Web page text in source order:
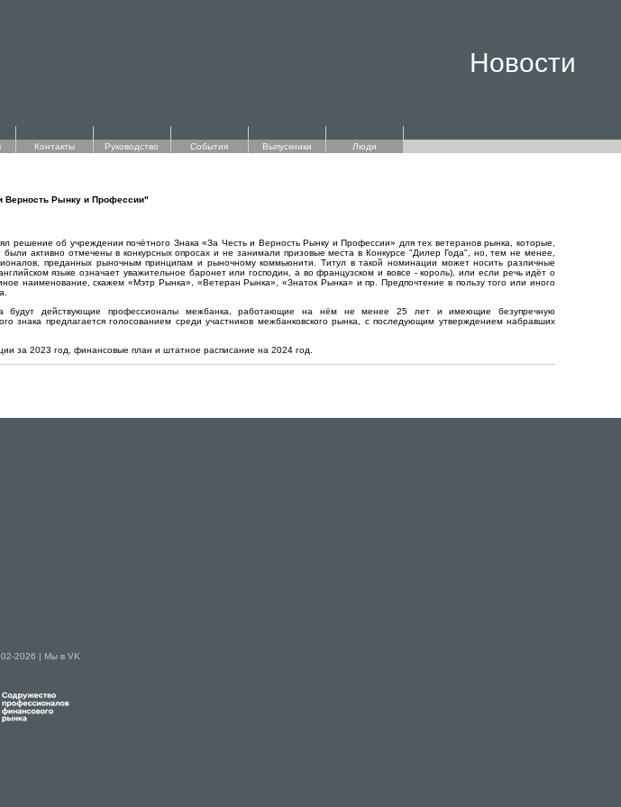
Новости
Контакты Руководство События Выпускники Люди
Верность Рынку и Профессии"
решение об учреждении почётного Знака «За Честь и Верность Рынку и Профессии» для тех ветеранов рынка, которые,
активно отмечены в конкурсных опросах и не занимали призовые места в Конкурсе "Дилер Года", но, тем не менее,
преданных рыночным принципам и рыночному коммьюнити. Титул в такой номинации может носить различные
языке означает уважительное баронет или господин, а во французском и вовсе - король), или если речь идёт о
наименование, скажем «Мэтр Рынка», «Ветеран Рынка», «Знаток Рынка» и пр. Предпочтение в пользу того или иного
будут действующие профессионалы межбанка, работающие на нём не менее 25 лет и имеющие безупречную
знака предлагается голосованием среди участников межбанковского рынка, с последующим утверждением набравших
за 2023 год, финансовые план и штатное расписание на 2024 год.
2026 | Мы в VK